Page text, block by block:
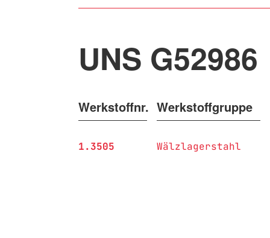
UNS G52986
Werkstoffnr. Werkstoffgruppe
1.3505 Wälzlagerstahl